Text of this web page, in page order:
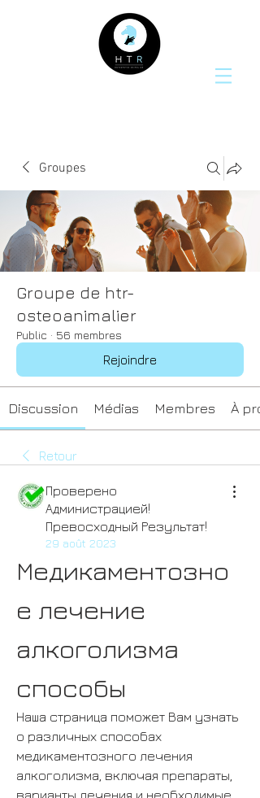
Groupes
Groupe de htr-
osteoanimalier
Public · 56 membres
Rejoindre
Discussion Médias Membres À
Retour
Проверено
Администрацией!
Превосходный Результат!
29 août 2023
Медикаментозно
е лечение
алкоголизма
способы
Наша страница поможет Вам узнать
о различных способах
медикаментозного лечения
алкоголизма, включая препараты,
варианты лечения и необходимые